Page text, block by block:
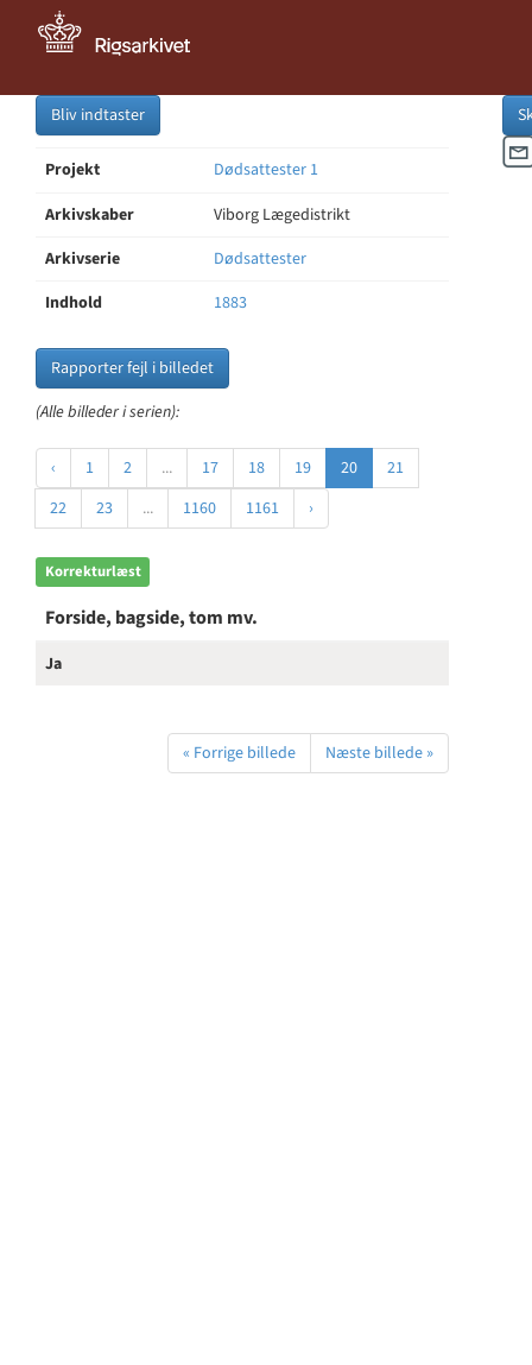
Bliv indtaster
Projekt
Dødsattester 1
Arkivskaber
Viborg Lægedistrikt
Arkivserie
Dødsattester
Indhold
1883
Rapporter fejl i billedet
(Alle billeder i serien):
‹ 1 2 ... 17 18 19 20
21
22
23 ... 1160 1161 ›
Korrekturlæst
Forside, bagside, tom mv.
Ja
« Forrige billede Næste billede »